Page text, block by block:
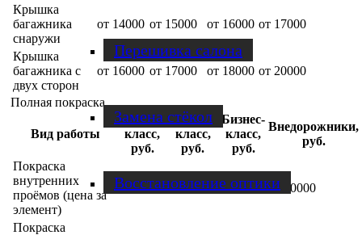
Перешивка салона
Замена стёкол
Восстановление оптики
Крышка
багажника
снаружи
от 14000 от 15000 от 16000 от 17000
Крышка
багажника с
двух сторон
от 16000 от 17000 от 18000 от 20000
Полная покраска
Вид работы
Малый
класс,
руб.
Средний
класс,
руб.
Бизнес-
класс,
руб.
Внедорожники,
руб.
Покраска
внутренних
проёмов (цена за
элемент)
от 5000 от 7000 от 8000 от 10000
Покраска